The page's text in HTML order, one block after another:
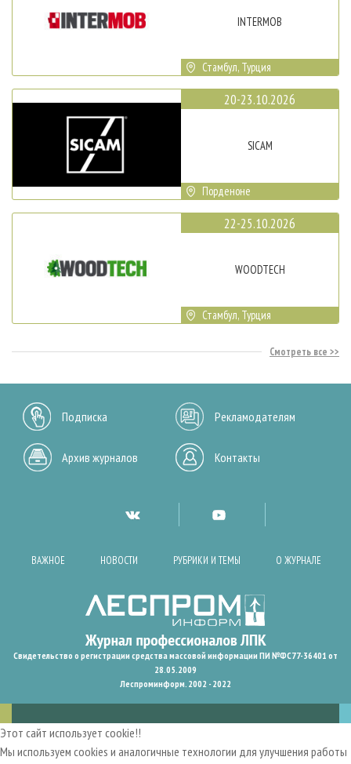
INTERMOB
Стамбул, Турция
20-23.10.2026
SICAM
Порденоне
22-25.10.2026
WOODTECH
Стамбул, Турция
Смотреть все
Подписка Рекламодателям
Архив журналов Контакты
ВАЖНОЕ НОВОСТИ РУБРИКИ И ТЕМЫ О ЖУРНАЛЕ
Свидетельство о регистрации средства массовой информации ПИ №ФС77-36401 от
28.05.2009
Леспроминформ. 2002 - 2022
Этот сайт использует cookie!!
Мы используем cookies и аналогичные технологии для улучшения работы